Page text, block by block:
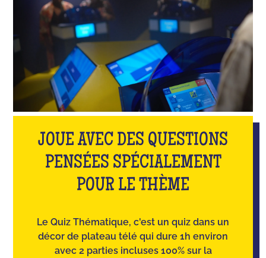
JOUE AVEC DES QUESTIONS
PENSÉES SPÉCIALEMENT
POUR LE THÈME
Le Quiz Thématique, c'est un quiz dans un
décor de plateau télé qui dure 1h environ
avec 2 parties incluses 100% sur la